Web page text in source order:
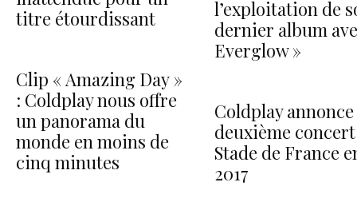
titre étourdissant
Clip « Amazing Day »
: Coldplay nous offre
un panorama du
monde en moins de
cinq minutes
l’exploitation de
dernier album
Everglow »
Coldplay
deuxième
Stade de France
2017